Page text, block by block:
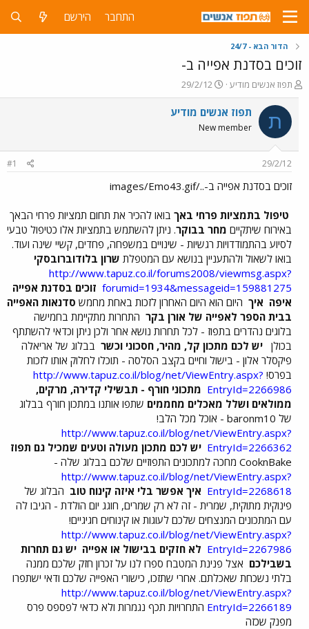
התחבר הירשם
הדור הבא - 24/7
זוכים בסדנת אפייה ב-
פ
ו
ת
ח
ה
ש
א
תפוז אנשים מודיע
פ
ו
ר
ם
ר
29/2/12
ת תפוז אנשים מודיע
New member
29/2/12
#1
זוכים בסדנת אפייה ב-../images/Emo43.gif
טיפול בתמציות פרחי באך בואו להכיר את תחום תמציות פרחי הבאך
באירוח שיתקיים מחר בבוקר. ניתן להשתמש בתמציות אלו כטיפול טבעי
לסיוע בהתמודדויות רגשיות - שינויים במשפחה, פחדים, קשיי שינה ועוד.
בואו לשאול ולהתעניין בנושא עם המטפלת שרון בלודוברובסקי
http://www.tapuz.co.il/forums2008/viewmsg.aspx?
forumid=1934&messageid=159881275 זוכים בסדנת אפייה
איפה איך היום הוא היום האחרון לזכות באחת מחמש סדנאות האפייה
בבית הספר לאפייה של אורן בקר התחרות מתקיימת בחמישה
בלוגים נהדרים בתפוז - לכל תחרות נושא אחר ולכן ניתן וכדאי להשתתף
בכולן יש לכם מתכון קל, מהיר, חסכוני וכשר בבלוג של אריאלה
פיקסלר אלון - בישול וחיים בקצב הסלסה - תוכלו לחלוק אותו לזכות
בפרס! http://www.tapuz.co.il/blog/net/ViewEntry.aspx?
EntryId=2266986 מתכוני חורף - תבשילי קדירה, מרקים,
ממולאים ושלל מאכלים מחממים שתפו אותנו במתכון חורף בבלוג
של baronm10 - אוכל מכל הלב!
http://www.tapuz.co.il/blog/net/ViewEntry.aspx?
EntryId=2266362 יש לכם מתכון מעולה וטעים שמכיל גם תפוז
CooknBake מחכה למתכונים התפוזיים שלכם בבלוג שלה -
http://www.tapuz.co.il/blog/net/ViewEntry.aspx?
EntryId=2268618 איך אפשר בלי איזה קינוח טוב הבלוג של
פינוקית מתוקית, שמרית - זה לא רק שמרים, חוגג יום הולדת - הגיבו לה
עם המתכונים המנצחים שלכם לעוגות או קינוחים חגיגיים!
http://www.tapuz.co.il/blog/net/ViewEntry.aspx?
EntryId=2267986 לא חזקים בבישול או אפייה יש גם תחרות
בשבילכם אצל פנינת המטבח ספרו לנו על זכרון חזק שלכם ממנה
בלתי נשכחת שאכלתם. אחרי שתזכו, כישורי האפייה שלכם ודאי ישתפרו
http://www.tapuz.co.il/blog/net/ViewEntry.aspx?
EntryId=2266189 התחרויות תכף נגמרות ולא כדאי לפספס פרס
מפנק שכזה